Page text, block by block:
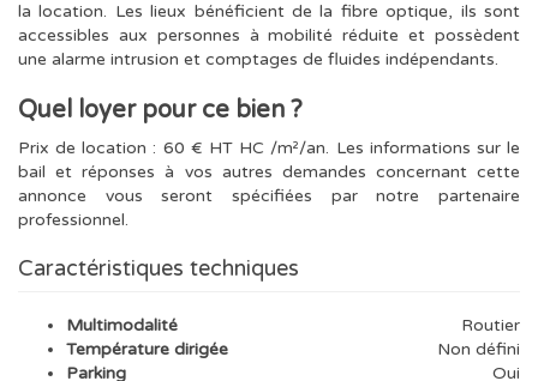
la location. Les lieux bénéficient de la fibre optique, ils sont
accessibles aux personnes à mobilité réduite et possèdent
une alarme intrusion et comptages de fluides indépendants.
Quel loyer pour ce bien ?
Prix de location : 60 € HT HC /m²/an. Les informations sur le
bail et réponses à vos autres demandes concernant cette
annonce vous seront spécifiées par notre partenaire
professionnel.
Caractéristiques techniques
Multimodalité
Routier
Température dirigée
Non défini
Parking
Oui